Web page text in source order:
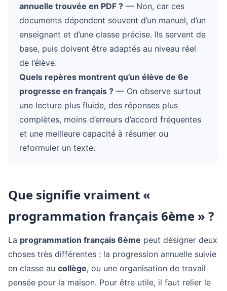
annuelle trouvée en PDF ? — Non, car ces
documents dépendent souvent d’un manuel, d’un
enseignant et d’une classe précise. Ils servent de
base, puis doivent être adaptés au niveau réel
de l’élève.
Quels repères montrent qu’un élève de 6e
progresse en français ? — On observe surtout
une lecture plus fluide, des réponses plus
complètes, moins d’erreurs d’accord fréquentes
et une meilleure capacité à résumer ou
reformuler un texte.
Que signifie vraiment «
programmation français 6ème » ?
La programmation français 6ème peut désigner deux
choses très différentes : la progression annuelle suivie
en classe au collège, ou une organisation de travail
pensée pour la maison. Pour être utile, il faut relier le